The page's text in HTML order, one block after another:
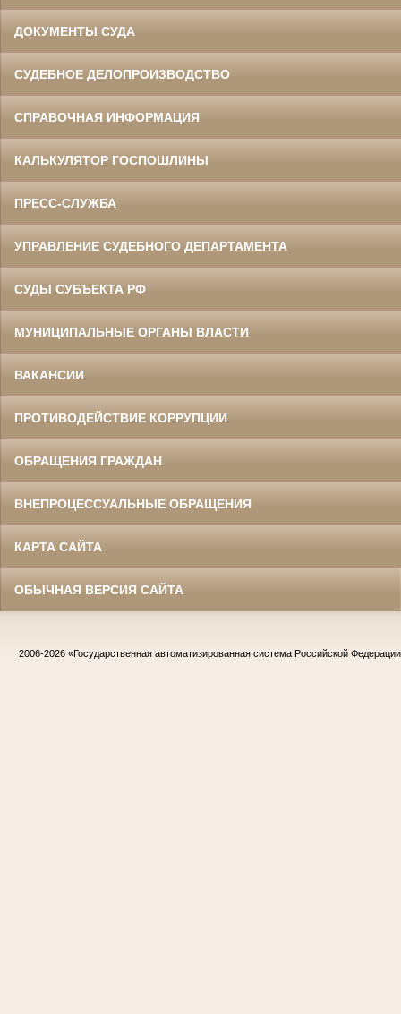
ДОКУМЕНТЫ СУДА
СУДЕБНОЕ ДЕЛОПРОИЗВОДСТВО
СПРАВОЧНАЯ ИНФОРМАЦИЯ
КАЛЬКУЛЯТОР ГОСПОШЛИНЫ
ПРЕСС-СЛУЖБА
УПРАВЛЕНИЕ СУДЕБНОГО ДЕПАРТАМЕНТА
СУДЫ СУБЪЕКТА РФ
МУНИЦИПАЛЬНЫЕ ОРГАНЫ ВЛАСТИ
ВАКАНСИИ
ПРОТИВОДЕЙСТВИЕ КОРРУПЦИИ
ОБРАЩЕНИЯ ГРАЖДАН
ВНЕПРОЦЕССУАЛЬНЫЕ ОБРАЩЕНИЯ
КАРТА САЙТА
ОБЫЧНАЯ ВЕРСИЯ САЙТА
2006-2026 «Государственная автоматизированная система Российской